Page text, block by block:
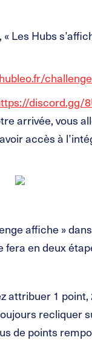
Les Hubs
discord.gg/
arrivée, vous
accès à
affiche »
fera en deux
attribuer 1
de points